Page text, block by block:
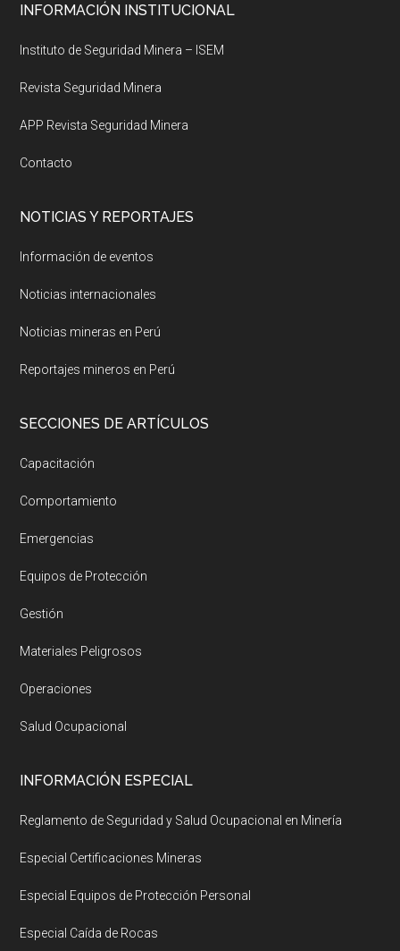
Footer
INFORMACIÓN INSTITUCIONAL
Instituto de Seguridad Minera – ISEM
Revista Seguridad Minera
APP Revista Seguridad Minera
Contacto
NOTICIAS Y REPORTAJES
Información de eventos
Noticias internacionales
Noticias mineras en Perú
Reportajes mineros en Perú
SECCIONES DE ARTÍCULOS
Capacitación
Comportamiento
Emergencias
Equipos de Protección
Gestión
Materiales Peligrosos
Operaciones
Salud Ocupacional
INFORMACIÓN ESPECIAL
Reglamento de Seguridad y Salud Ocupacional en Minería
Especial Certificaciones Mineras
Especial Equipos de Protección Personal
Especial Caída de Rocas